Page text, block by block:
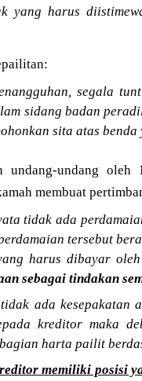
yang harus
segala
sidang badan
sita atas
undang-undang
membuat
tidak ada
tersebut
harus dibayar
sebagai tindakan
ada
kreditor maka
harta pailit
memiliki posisi